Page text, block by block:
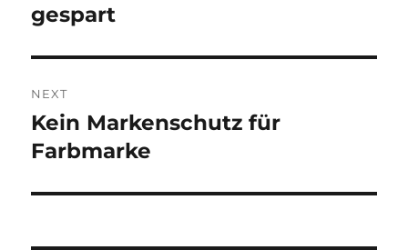
post:
gespart
NEXT
Next
post:
Kein Markenschutz für
Farbmarke